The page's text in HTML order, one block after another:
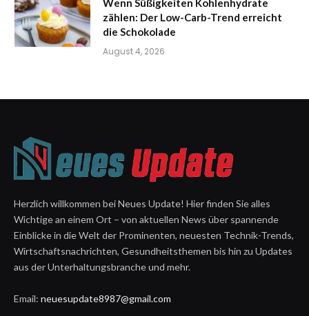
Wenn Süßigkeiten Kohlenhydrate
zählen: Der Low-Carb-Trend erreicht
die Schokolade
August 4, 2026
Herzlich willkommen bei Neues Update! Hier finden Sie alles
Wichtige an einem Ort – von aktuellen News über spannende
Einblicke in die Welt der Prominenten, neuesten Technik-Trends,
Wirtschaftsnachrichten, Gesundheitsthemen bis hin zu Updates
aus der Unterhaltungsbranche und mehr.
Email: neuesupdate8987@gmail.com